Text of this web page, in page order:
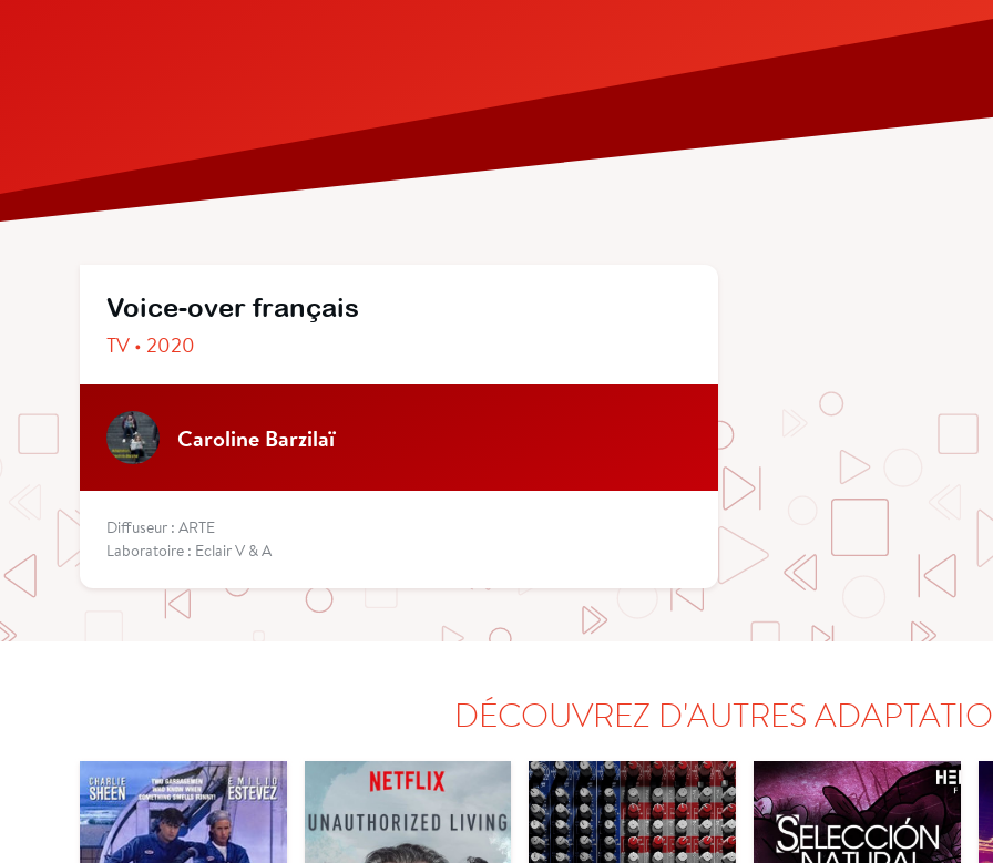
Voice-over français
TV • 2020
Caroline Barzilaï
Diffuseur : ARTE
Laboratoire : Eclair V & A
DÉCOUVREZ D'AUTRES